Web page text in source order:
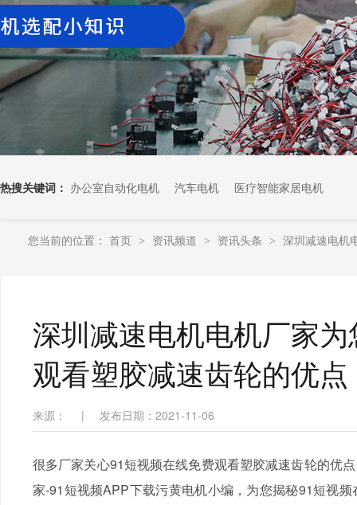
热搜关键词： 办公室自动化电机 汽车电机 医疗智能家居电机
您当前的位置： 首页 > 资讯频道 > 资讯头条 > 深圳减速电机
深圳减速电机电机厂家
观看塑胶减速齿轮的优点
来源： | 发布日期：2021-11-06
很多厂家关心91短视频在线免费观看塑胶减速齿轮的优
家-91短视频APP下载污黄电机小编，为您揭秘91短视